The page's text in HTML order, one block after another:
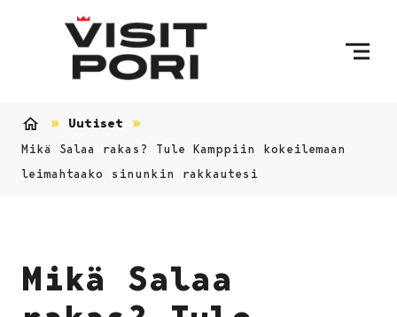
Uutiset
Mikä Salaa rakas? Tule Kamppiin kokeilemaan
leimahtaako sinunkin rakkautesi
Mikä Salaa